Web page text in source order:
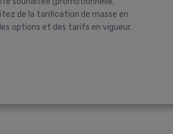
de la tarification de masse en
options et des tarifs en vigueur.